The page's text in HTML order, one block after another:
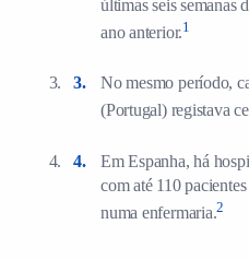
últimas seis semanas
ano anterior.1
No mesmo período,
(Portugal) registava
Em Espanha, há
com até 110
numa enfermaria.2